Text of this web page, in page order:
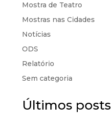
Mostra de Teatro
Mostras nas Cidades
Notícias
ODS
Relatório
Sem categoria
Últimos posts